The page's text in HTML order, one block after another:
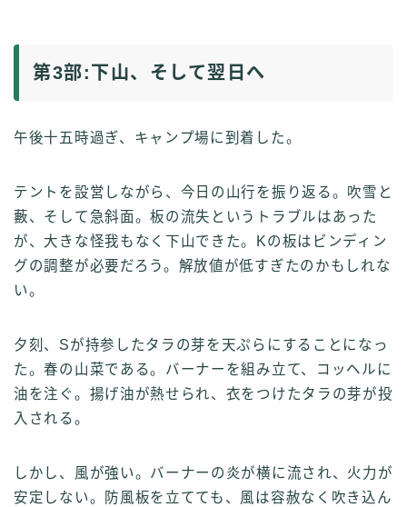
第3部:下山、そして翌日へ
午後十五時過ぎ、キャンプ場に到着した。
テントを設営しながら、今日の山行を振り返る。吹雪と
藪、そして急斜面。板の流失というトラブルはあった
が、大きな怪我もなく下山できた。Kの板はビンディン
グの調整が必要だろう。解放値が低すぎたのかもしれな
い。
夕刻、Sが持参したタラの芽を天ぷらにすることになっ
た。春の山菜である。バーナーを組み立て、コッヘルに
油を注ぐ。揚げ油が熱せられ、衣をつけたタラの芽が投
入される。
しかし、風が強い。バーナーの炎が横に流され、火力が
安定しない。防風板を立てても、風は容赦なく吹き込ん